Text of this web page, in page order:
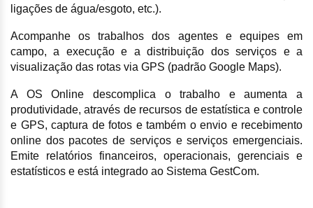
ligações de água/esgoto, etc.).
Acompanhe os trabalhos dos agentes e equipes em
campo, a execução e a distribuição dos serviços e a
visualização das rotas via GPS (padrão Google Maps).
A OS Online descomplica o trabalho e aumenta a
produtividade, através de recursos de estatística e controle
e GPS, captura de fotos e também o envio e recebimento
online dos pacotes de serviços e serviços emergenciais.
Emite relatórios financeiros, operacionais, gerenciais e
estatísticos e está integrado ao Sistema GestCom.